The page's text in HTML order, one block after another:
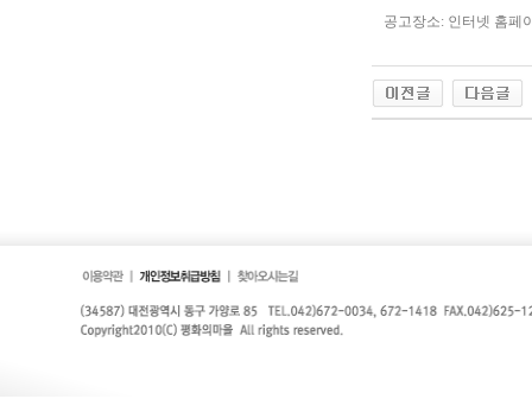
공고장소: 인터넷 홈페